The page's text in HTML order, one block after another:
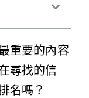
重要的內容
尋找的信
名嗎？